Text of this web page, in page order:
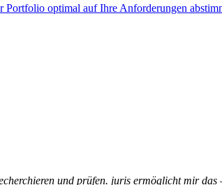
Portfolio optimal auf Ihre Anforderungen
und prüfen. juris ermöglicht mir